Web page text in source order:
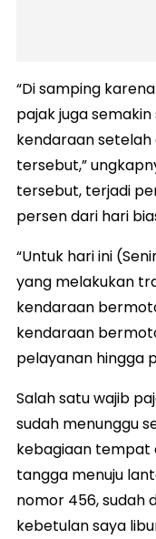
“Di samping
pajak juga
kendaraan
tersebut,”
tersebut, terjadi
persen dari hari
“Untuk hari ini
yang melakukan
kendaraan
kendaraan
pelayanan hingga
Salah satu wajib
sudah menunggu
kebagiaan tempat
tangga menuju
nomor 456, sudah
kebetulan saya